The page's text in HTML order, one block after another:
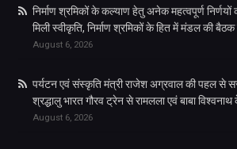
निर्माण श्रमिकों के कल्याण हेतु अनेक महत्वपूर्ण
मिली स्वीकृति, निर्माण श्रमिकों के हित में मंडल की
August 6, 2026
पर्यटन एवं संस्कृति मंत्री राजेश अग्रवाल की पहल से
श्रद्धालु भारत गौरव ट्रेन से रामलला एवं बाबा
August 6, 2026